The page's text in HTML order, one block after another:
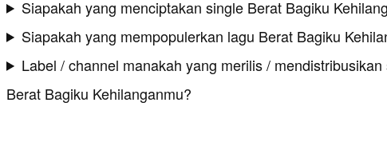
Siapakah yang menciptakan single Berat Bagiku
Siapakah yang mempopulerkan lagu Berat Bagiku
Label / channel manakah yang merilis / mendistribusikan
Berat Bagiku Kehilanganmu?